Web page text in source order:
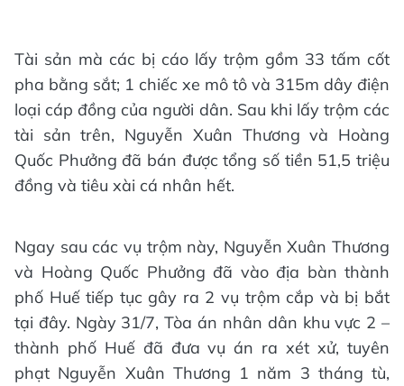
Tài sản mà các bị cáo lấy trộm gồm 33 tấm cốt
pha bằng sắt; 1 chiếc xe mô tô và 315m dây điện
loại cáp đồng của người dân. Sau khi lấy trộm các
tài sản trên, Nguyễn Xuân Thương và Hoàng
Quốc Phưởng đã bán được tổng số tiền 51,5 triệu
đồng và tiêu xài cá nhân hết.
Ngay sau các vụ trộm này, Nguyễn Xuân Thương
và Hoàng Quốc Phưởng đã vào địa bàn thành
phố Huế tiếp tục gây ra 2 vụ trộm cắp và bị bắt
tại đây. Ngày 31/7, Tòa án nhân dân khu vực 2 –
thành phố Huế đã đưa vụ án ra xét xử, tuyên
phạt Nguyễn Xuân Thương 1 năm 3 tháng tù,